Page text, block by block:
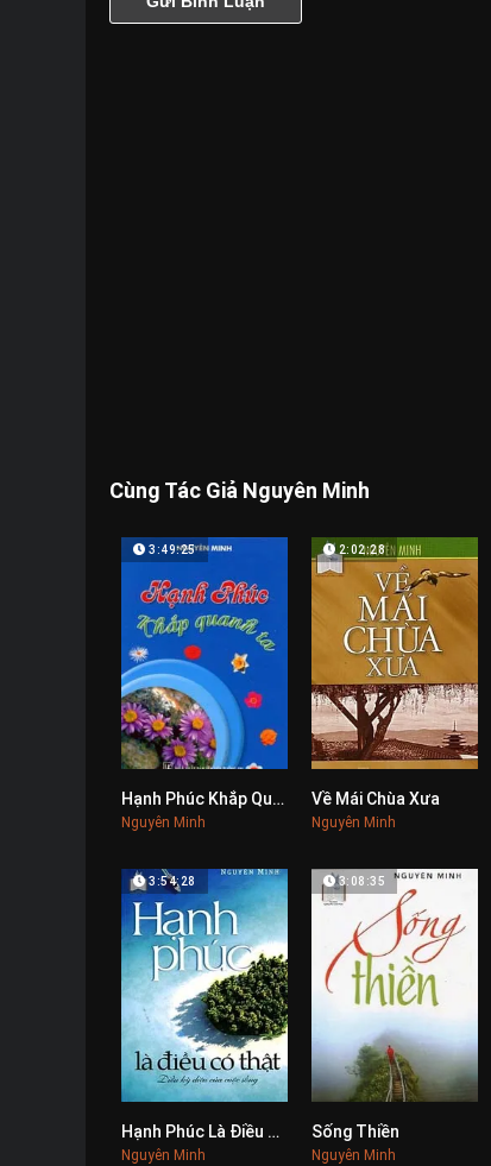
Cùng Tác Giả Nguyên Minh
0
3:49:25
Hạnh Phúc Khắp Quanh Ta
Nguyên Minh
2:02:28
Về Mái Chùa Xưa
Nguyên Minh
0
3:54:28
Hạnh Phúc Là Điều Có Thật
Nguyên Minh
3:08:35
Sống Thiền
Nguyên Minh